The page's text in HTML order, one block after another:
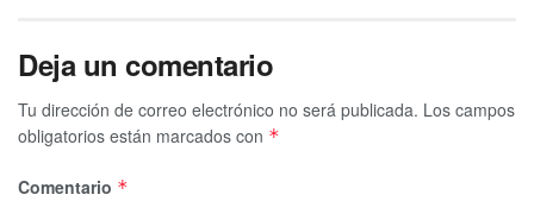
Deja un comentario
Tu dirección de correo electrónico no será publicada. Los campos
obligatorios están marcados con *
Comentario *